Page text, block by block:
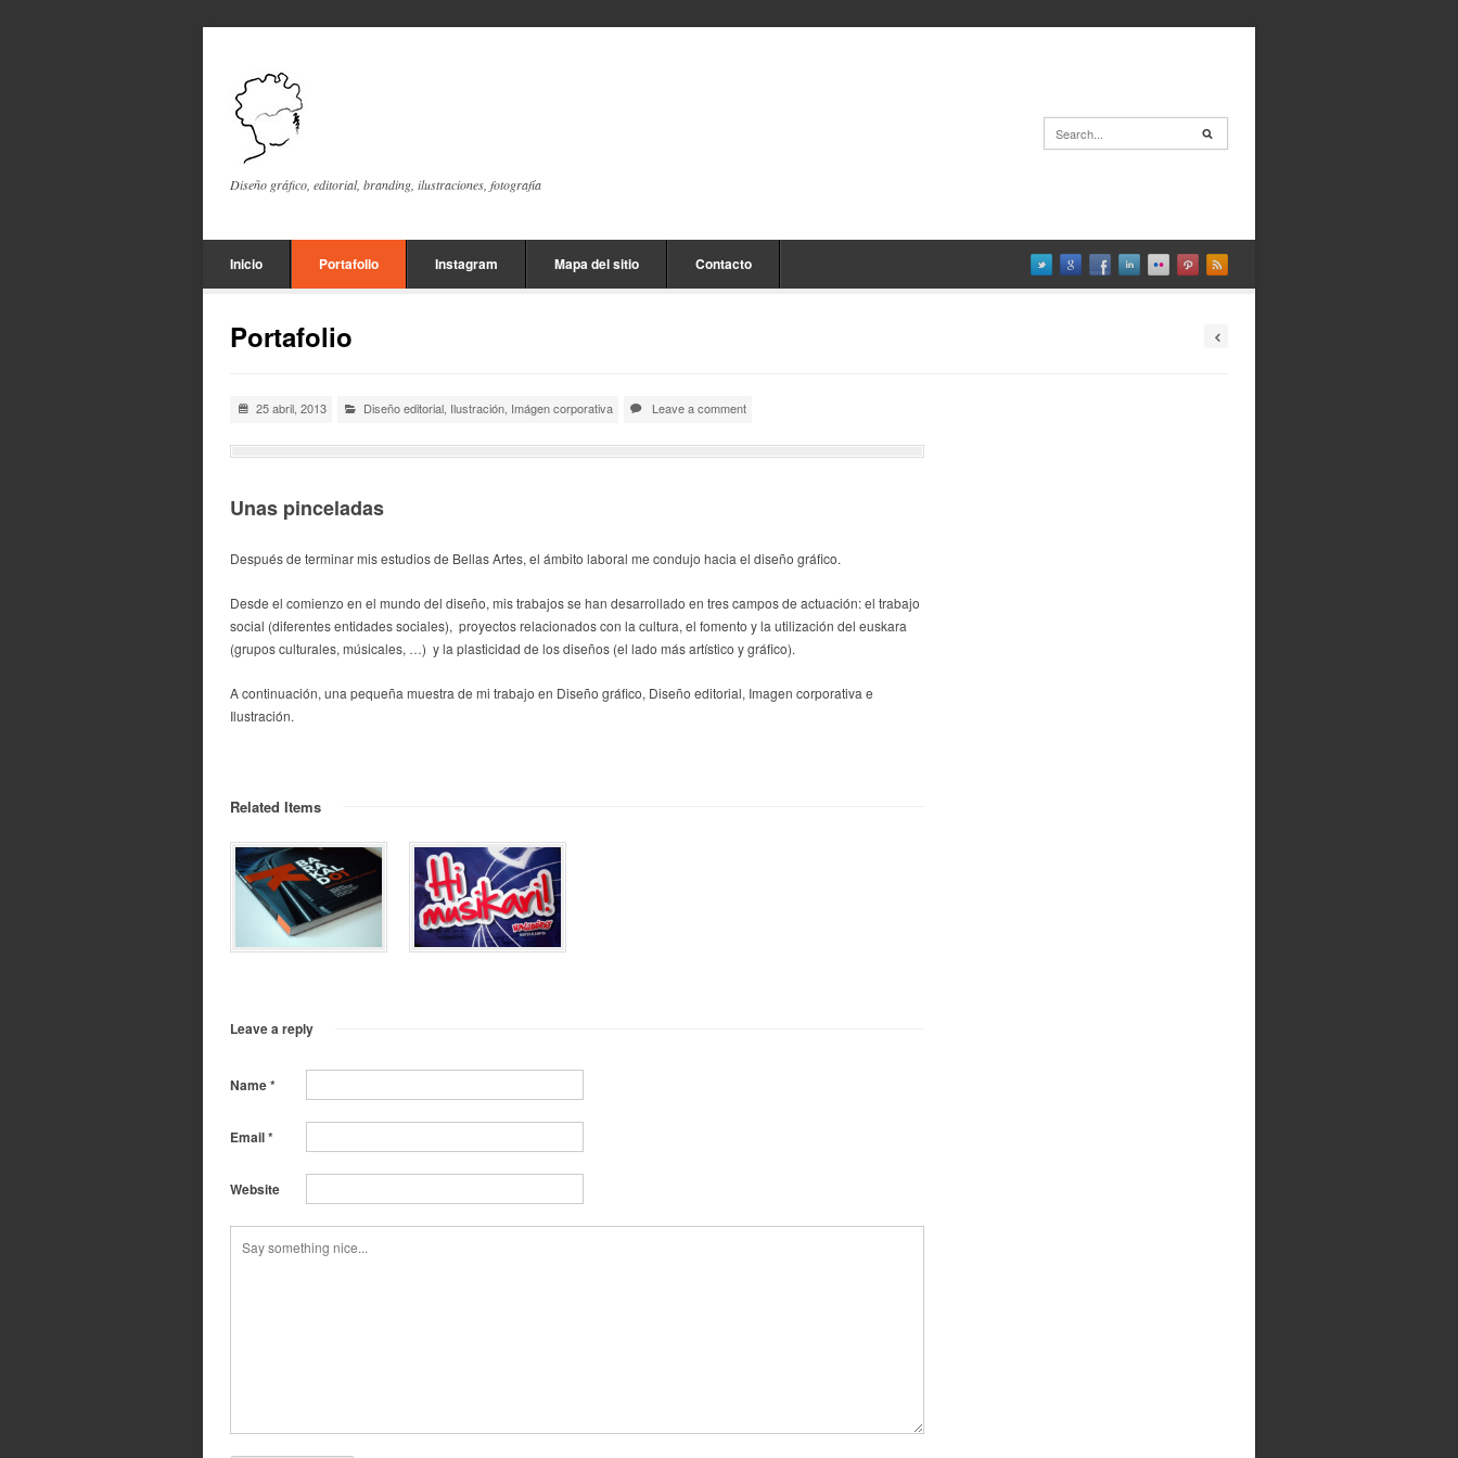
Diseño gráfico, editorial, branding, ilustraciones, fotografía
Inicio Portafolio Instagram Mapa del sitio Contacto
Portafolio
25 abril, 2013 Diseño editorial, Ilustración, Imágen corporativa Leave a comment
Unas pinceladas
Después de terminar mis estudios de Bellas Artes, el ámbito laboral me condujo hacia el diseño gráfico.
Desde el comienzo en el mundo del diseño, mis trabajos se han desarrollado en tres campos de actuación: el trabajo
social (diferentes entidades sociales), proyectos relacionados con la cultura, el fomento y la utilización del euskara
(grupos culturales, músicales, …) y la plasticidad de los diseños (el lado más artístico y gráfico).
A continuación, una pequeña muestra de mi trabajo en Diseño gráfico, Diseño editorial, Imagen corporativa e
Ilustración.
Related Items
Leave a reply
Name*
Email*
Website